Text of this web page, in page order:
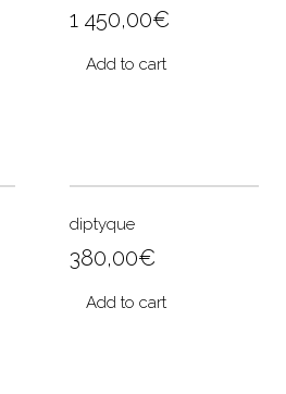
1 450,00€
Add to cart
diptyque
380,00€
Add to cart